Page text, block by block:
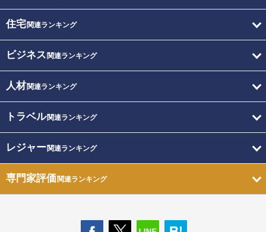
住宅関連ランキング
ビジネス 関連ランキング
人材関連ランキング
トラベル関連ランキング
レジャー関連ランキング
専門家評価関連ランキング